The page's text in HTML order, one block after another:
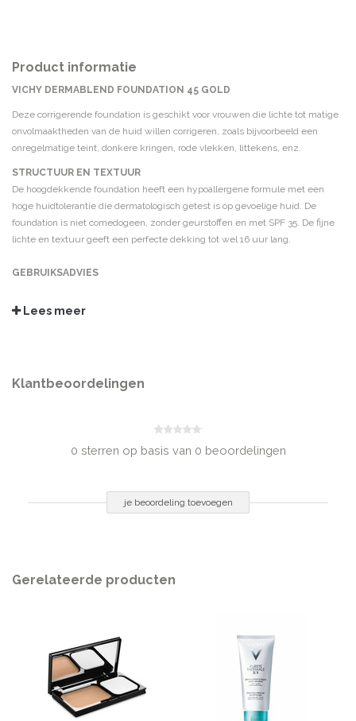
Product informatie
VICHY DERMABLEND FOUNDATION 45 GOLD
Deze corrigerende foundation is geschikt voor vrouwen die lichte tot matige
onvolmaaktheden van de huid willen corrigeren, zoals bijvoorbeeld een
onregelmatige teint, donkere kringen, rode vlekken, littekens, enz.
STRUCTUUR EN TEXTUUR
De hoogdekkende foundation heeft een hypoallergene formule met een
hoge huidtolerantie die dermatologisch getest is op gevoelige huid. De
foundation is niet comedogeen, zonder geurstoffen en met SPF 35. De fijne
lichte en textuur geeft een perfecte dekking tot wel 16 uur lang.
GEBRUIKSADVIES
en maak lichte strijkbewegingen vanuit het midden naar de buitenkant van
totdat de gewenste dekking is bereikt.
TIP 1: HOE BEPAAL JE HET TYPE FOUNDATION?
eventueel ook nog voor welk huidtype je een foundation zoekt: droge of
TIP 2: HOE VINDT JE DE PERFECTE KLEUR?
Laurate, Magnesium Sulfate, Disteardimonium Hectorite,
Trihydroxystearin,
Cellulose Gum, Aluminum Hydroxide, Disodium Stearoyl
Glutamate, Acetylated Glycol Stearate, Acrylonitrile/Methyl
Methacrylate/Vinylidene Chloride Copolymer,
Ethylhexylglycerin [May
Contain/Peut Contenir, CI 77891/Titanium Dioxide, CI 77491,
Lees meer
Klantbeoordelingen
0 sterren op basis van 0 beoordelingen
je beoordeling toevoegen
Gerelateerde producten